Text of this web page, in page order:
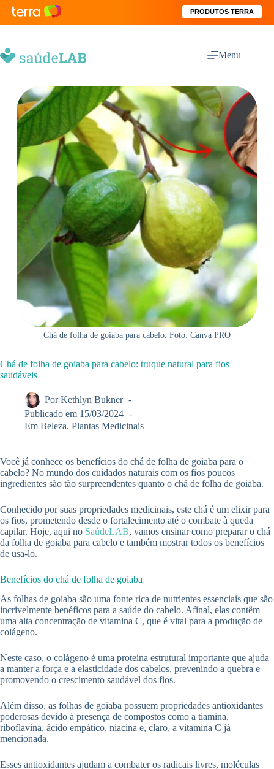
PRODUTOS TERRA
Menu
Chá de folha de goiaba para cabelo. Foto: Canva PRO
Chá de folha de goiaba para cabelo: truque natural para fios
saudáveis
Por Kethlyn Bukner
Publicado em 15/03/2024
Em Beleza,Plantas Medicinais
Você já conhece os benefícios do chá de folha de goiaba para o
cabelo? No mundo dos cuidados naturais com os fios poucos
ingredientes são tão surpreendentes quanto o chá de folha de goiaba.
Conhecido por suas propriedades medicinais, este chá é um elixir para
os fios, prometendo desde o fortalecimento até o combate à queda
capilar. Hoje, aqui no SaúdeLAB, vamos ensinar como preparar o chá
da folha de goiaba para cabelo e também mostrar todos os benefícios
de usa-lo.
Benefícios do chá de folha de goiaba
As folhas de goiaba são uma fonte rica de nutrientes essenciais que são
incrivelmente benéficos para a saúde do cabelo. Afinal, elas contêm
uma alta concentração de vitamina C, que é vital para a produção de
colágeno.
Neste caso, o colágeno é uma proteína estrutural importante que ajuda
a manter a força e a elasticidade dos cabelos, prevenindo a quebra e
promovendo o crescimento saudável dos fios.
Além disso, as folhas de goiaba possuem propriedades antioxidantes
poderosas devido à presença de compostos como a tiamina,
riboflavina, ácido empático, niacina e, claro, a vitamina C já
mencionada.
Esses antioxidantes ajudam a combater os radicais livres, moléculas